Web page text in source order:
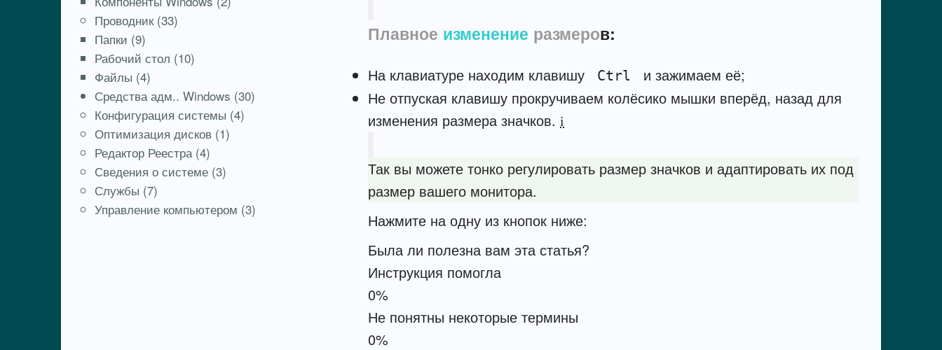
Плавное изменение размеров:
На клавиатуре находим клавишу Ctrl
⁣⁣⁣ и зажимаем её;
Не отпуская клавишу прокручиваем колёсико мышки вперёд, назад для
изменения размера значков. i
Так вы можете тонко регулировать размер значков и адаптировать их под
размер вашего монитора.
Нажмите на одну из кнопок ниже:
Была ли полезна вам эта статья?
Инструкция помогла
0%
Не понятны некоторые термины
0%
Проводник(33)
Папки (9)
Рабочий стол (10)
Файлы (4)
Средства адм.. Windows (30)
Конфигурация системы (4)
Оптимизация дисков (1)
Редактор Реестра(4)
Сведения о системе (3)
Службы (7)
Управление компьютером (3)